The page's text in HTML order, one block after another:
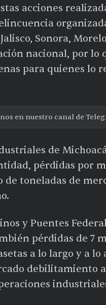
acciones
Sonora,
nacional, por lo
para quienes lo
en nuestro canal de
de
pérdidas por
toneladas de
y Puentes
pérdidas de 7
a lo largo y a lo
debilitamiento